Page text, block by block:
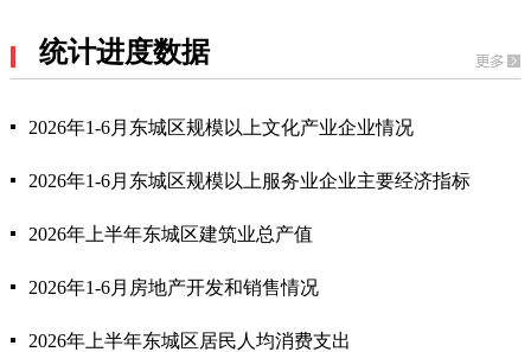
统计进度数据
2026年1-6月东城区规模以上文化产业企业情况
2026年1-6月东城区规模以上服务业企业主要经济指标
2026年上半年东城区建筑业总产值
2026年1-6月房地产开发和销售情况
2026年上半年东城区居民人均消费支出